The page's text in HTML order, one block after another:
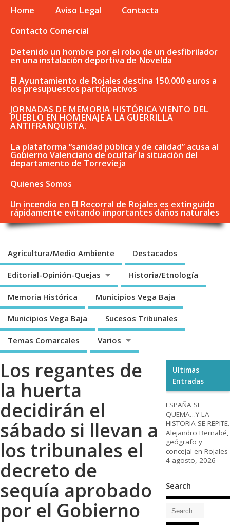
Home Aviso Legal
Contacta
Contacto Comercial
Detenido un hombre por el robo de un desfibrilador
en una instalación deportiva de Novelda
El Ayuntamiento de Rojales destina 150.000 euros a
los presupuestos participativos
JORNADAS DE MEMORIA HISTÓRICA VIENTO DEL
PUEBLO EN HOMENAJE A LA GUERRILLA
ANTIFRANQUISTA.
La plataforma “sanidad pública y de calidad” acusa al
Gobierno Valenciano de ocultar la situación del
departamento de Torrevieja
Quienes Somos
Un incendio en El Recorral de Rojales es extinguido
rápidamente evitando importantes daños naturales
Agricultura/Medio Ambiente Destacados
Editorial-Opinión-Quejas Historia/Etnología
Memoria Histórica Municipios Vega Baja
Municipios Vega Baja Sucesos Tribunales
Temas Comarcales Varios
Los regantes de
la huerta
decidirán el
sábado si llevan a
los tribunales el
decreto de
sequía aprobado
por el Gobierno
Ultimas
Entradas
ESPAÑA SE
QUEMA…Y LA
HISTORIA SE REPITE.
Alejandro Bernabé,
geógrafo y
concejal en Rojales
4 agosto, 2026
Search